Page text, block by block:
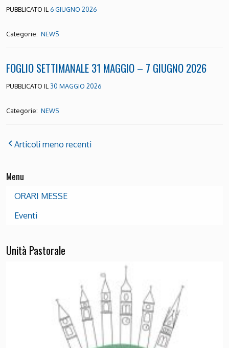
PUBBLICATO IL 6 GIUGNO 2026
Categorie: NEWS
FOGLIO SETTIMANALE 31 MAGGIO – 7 GIUGNO 2026
PUBBLICATO IL 30 MAGGIO 2026
Categorie: NEWS
Articoli meno recenti
Menu
ORARI MESSE
Eventi
Unità Pastorale